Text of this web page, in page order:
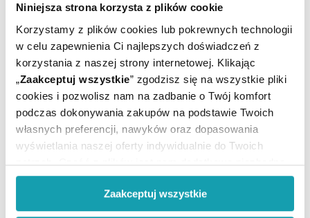
Niniejsza strona korzysta z plików cookie
Korzystamy z plików cookies lub pokrewnych technologii
w celu zapewnienia Ci najlepszych doświadczeń z
korzystania z naszej strony internetowej. Klikając
„Zaakceptuj wszystkie” zgodzisz się na wszystkie pliki
cookies i pozwolisz nam na zadbanie o Twój komfort
podczas dokonywania zakupów na podstawie Twoich
własnych preferencji, nawyków oraz dopasowania
wyświetlania naszej oferty indywidualnie do Twoich
potrzeb. Część z plików jest nam dodatkowo niezbędna
do prawidłowego działania Portalu oraz jego
funkcjonalności. W zależności od funkcji, dane o tym jak
korzystasz z naszej witryny będą również przekazywane
Zaakceptuj wszystkie
Suplement diety nie może być stosowany jak
substytut (zamiennik) zróżnicowanej diety.
Nie należy przekraczać zalecanej porcji do spożycia w
ciągu dnia.
Zrównoważony sposób żywienia i prawidłowy tryb
życia jest ważny dla funkcjonowania organizmu
człowieka.
Przechowywać w miejscu niedostępnym dla małych
dzieci.
Nie należy stosować preparatu w przypadku
nadwrażliwości na którykolwiek składnik preparatu.
Ilość / masa / pojemność